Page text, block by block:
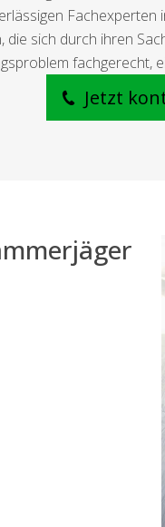
sich durch ihren
fachgerecht,
Jetzt